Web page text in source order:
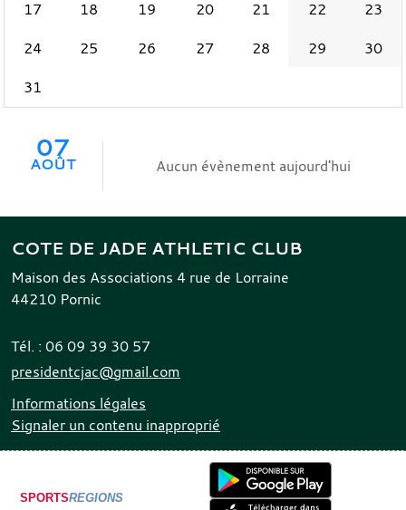
17
18 19 20 21 22
23
24
25 26 27 28 29
30
31
07
AOÛT Aucun évènement aujourd'hui
COTE DE JADE ATHLETIC CLUB
Maison des Associations 4 rue de Lorraine
44210 Pornic
Tél. : 06 09 39 30 57
presidentcjac@gmail.com
Informations légales
Signaler un contenu inapproprié
SPORTSREGIONS